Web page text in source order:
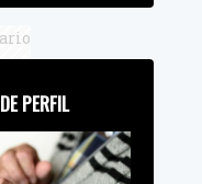
PERFIL